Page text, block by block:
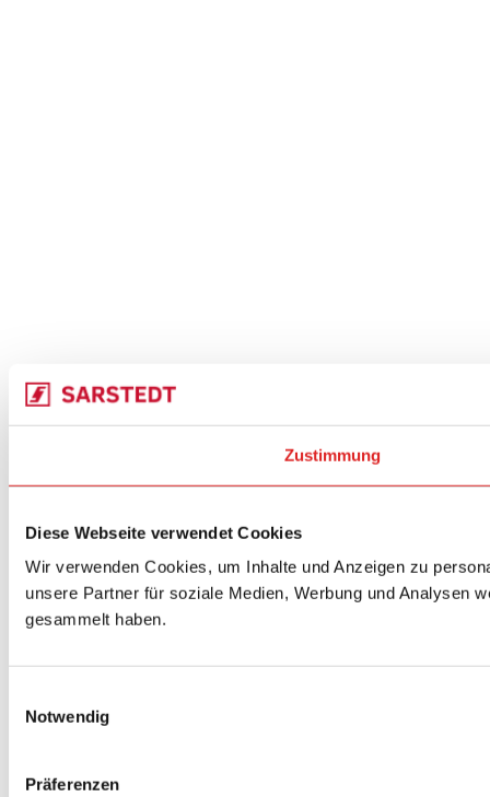
Zustimmung
Diese Webseite verwendet Cookies
Wir verwenden Cookies, um Inhalte und Anzeigen zu
unsere Partner für soziale Medien, Werbung und Analysen
gesammelt haben.
Notwendig
Präferenzen